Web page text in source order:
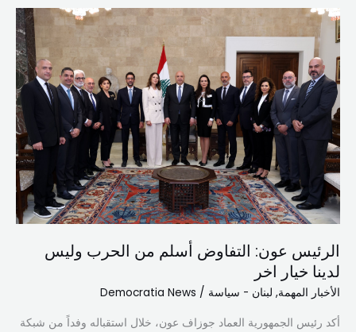
الرئيس عون: التفاوض أسلم من الحرب وليس
لدينا خيار اخر
الأخبار المهمة, لبنان - سياسة /
Democratia News
أكد رئيس الجمهورية العماد جوزاف عون، خلال استقباله وفداً من شبكة
الرئيس
عون:
التفاوض
أسلم
من
الحرب
وليس
لدينا
خيار
اخر